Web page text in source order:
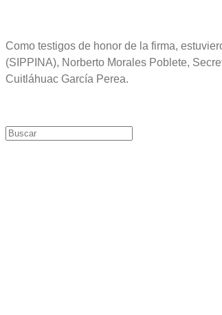
Como testigos de honor de la firma,
(SIPPINA), Norberto Morales Poblete,
Cuitláhuac García Perea.